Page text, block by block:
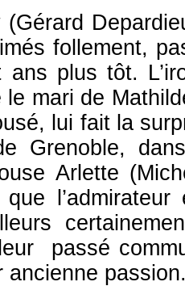
(Gérard
follement,
ans plus tôt.
mari de
lui fait la
Grenoble,
Arlette
l’admirateur
passé
ancienne